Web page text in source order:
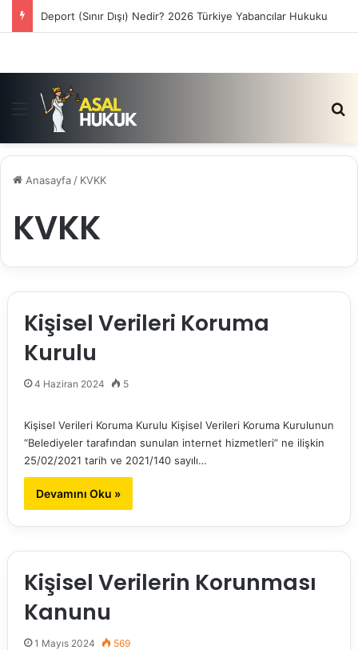
Deport (Sınır Dışı) Nedir? 2026 Türkiye Yabancılar Hukuku
Menü
Anasayfa / KVKK
KVKK
Kişisel Verileri Koruma
Kurulu
4 Haziran 2024 5
Kişisel Verileri Koruma Kurulu Kişisel Verileri Koruma Kurulunun
“Belediyeler tarafından sunulan internet hizmetleri” ne ilişkin
25/02/2021 tarih ve 2021/140 sayılı…
Devamını Oku »
Kişisel Verilerin Korunması
Kanunu
1 Mayıs 2024 569